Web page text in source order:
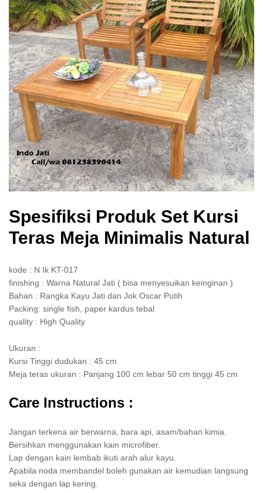
Spesifiksi Produk Set Kursi
Teras Meja Minimalis Natural
kode : N Ik KT-017
finishing : Warna Natural Jati ( bisa menyesuikan keinginan )
Bahan : Rangka Kayu Jati dan Jok Oscar Putih
Packing: single fish, paper kardus tebal
quality : High Quality
Ukuran :
Kursi Tinggi dudukan : 45 cm
Meja teras ukuran : Panjang 100 cm lebar 50 cm tinggi 45 cm
Care Instructions :
Jangan terkena air berwarna, bara api, asam/bahan kimia.
Bersihkan menggunakan kain microfiber.
Lap dengan kain lembab ikuti arah alur kayu.
Apabila noda membandel boleh gunakan air kemudian langsung
seka dengan lap kering.